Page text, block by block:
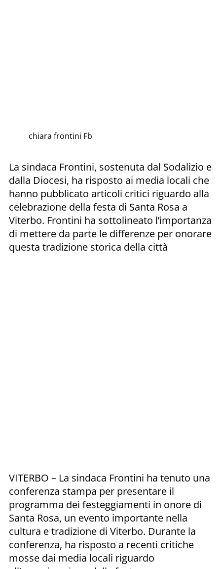
chiara frontini Fb
La sindaca Frontini, sostenuta dal Sodalizio e
dalla Diocesi, ha risposto ai media locali che
hanno pubblicato articoli critici riguardo alla
celebrazione della festa di Santa Rosa a
Viterbo. Frontini ha sottolineato l’importanza
di mettere da parte le differenze per onorare
questa tradizione storica della città
VITERBO – La sindaca Frontini ha tenuto una
conferenza stampa per presentare il
programma dei festeggiamenti in onore di
Santa Rosa, un evento importante nella
cultura e tradizione di Viterbo. Durante la
conferenza, ha risposto a recenti critiche
mosse dai media locali riguardo